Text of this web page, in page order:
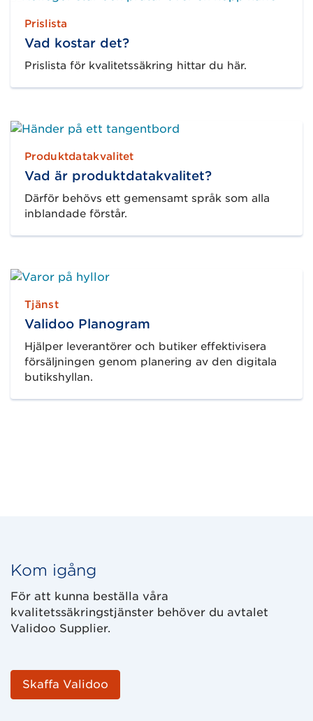
Prislista
Vad kostar det?
Prislista för kvalitetssäkring hittar du här.
Produktdatakvalitet
Vad är produktdatakvalitet?
Därför behövs ett gemensamt språk som alla
inblandade förstår.
Tjänst
Validoo Planogram
Hjälper leverantörer och butiker effektivisera
försäljningen genom planering av den digitala
butikshyllan.
Kom igång
För att kunna beställa våra
kvalitetssäkringstjänster behöver du avtalet
Validoo Supplier.
Skaffa Validoo